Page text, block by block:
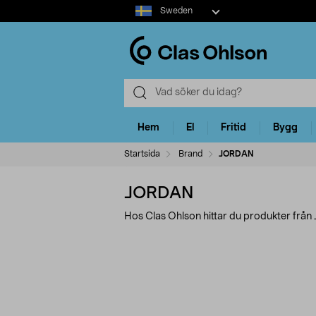
Select
market
Sweden
Hem El Fritid Bygg
Startsida Brand JORDAN
JORDAN
Hos Clas Ohlson hittar du produkter från